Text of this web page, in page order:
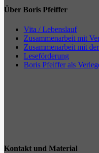
Über Boris Pfeiffer
Vita / Lebenslauf
Zusammenarbeit mit
Zusammenarbeit mit
Leseförderung
Boris Pfeiffer als
Kontakt und Material